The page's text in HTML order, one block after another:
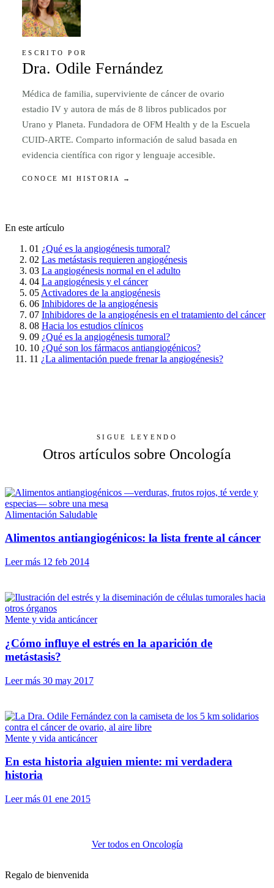
ESCRITO POR
Dra. Odile Fernández
Médica de familia, superviviente de cáncer de ovario
estadio IV y autora de más de 8 libros publicados por
Urano y Planeta. Fundadora de OFM Health y de la Escuela
CUID-ARTE. Comparto información de salud basada en
evidencia científica con rigor y lenguaje accesible.
CONOCE MI HISTORIA →
En este artículo
01 ¿Qué es la angiogénesis tumoral?
02 Las metástasis requieren angiogénesis
03 La angiogénesis normal en el adulto
04 La angiogénesis y el cáncer
05 Activadores de la angiogénesis
06 Inhibidores de la angiogénesis
07 Inhibidores de la angiogénesis en el tratamiento del cáncer
08 Hacia los estudios clínicos
09 ¿Qué es la angiogénesis tumoral?
10 ¿Qué son los fármacos antiangiogénicos?
11 ¿La alimentación puede frenar la angiogénesis?
SIGUE LEYENDO
Otros artículos sobre Oncología
Alimentación Saludable
Alimentos antiangiogénicos: la lista frente al cáncer
Leer más 12 feb 2014
Mente y vida anticáncer
¿Cómo influye el estrés en la aparición de
metástasis?
Leer más 30 may 2017
Mente y vida anticáncer
En esta historia alguien miente: mi verdadera
historia
Leer más 01 ene 2015
Ver todos en Oncología
Regalo de bienvenida